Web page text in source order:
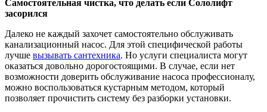
Самостоятельная чистка, что делать если Сололифт
засорился
Далеко не каждый захочет самостоятельно обслуживать
канализационный насос. Для этой специфической работы
лучше вызывать сантехника. Но услуги специалиста могут
оказаться довольно дорогостоящими. В случае, если нет
возможности доверить обслуживание насоса профессионалу,
можно воспользоваться кустарным методом, который
позволяет прочистить систему без разборки установки.